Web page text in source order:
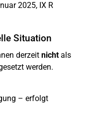
2025, IX R
Situation
derzeit nichtals
werden.
– erfolgt